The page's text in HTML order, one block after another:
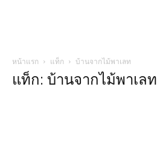
หน้าแรก แท็ก บ้านจากไม้พาเลท
แท็ก: บ้านจากไม้พาเลท